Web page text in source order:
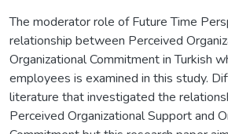
The moderator role of Future Time
relationship between Perceived
Organizational Commitment in Turkish
employees is examined in this study.
literature that investigated the
Perceived Organizational Support and